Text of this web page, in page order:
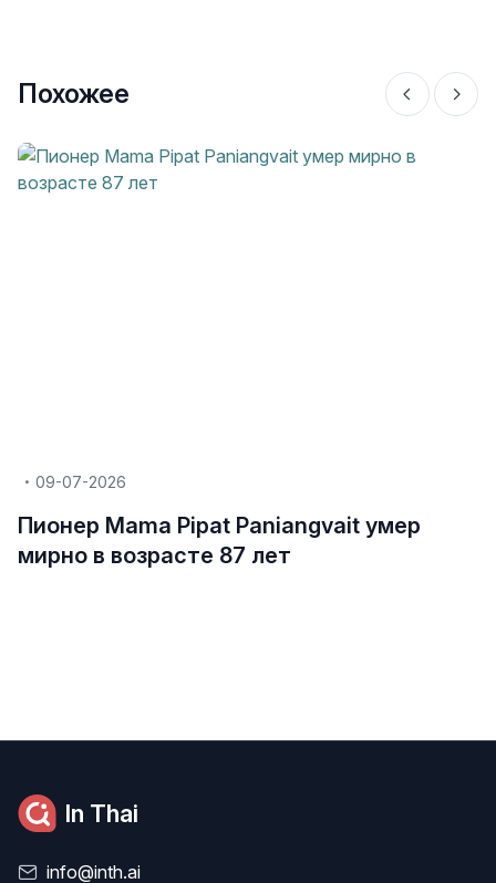
Похожее
09-07-2026
Пионер Mama Pipat Paniangvait умер
мирно в возрасте 87 лет
In Thai
info@inth.ai